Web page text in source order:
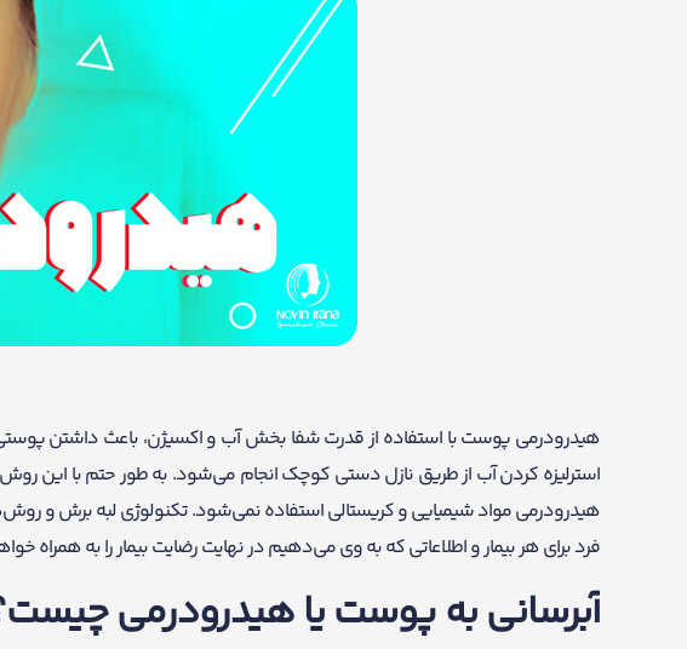
هیدرودرمی پوست با استفاده از قدرت شفا بخش آب و اکسیژن، باعث داشتن
استرلیزه کردن آب از طریق نازل دستی کوچک انجام می‌شود. به طور حتم با این
هیدرودرمی مواد شیمیایی و کریستالی استفاده نمی‌شود. تکنولوژی لبه برش و
فرد برای هر بیمار و اطلاعاتی که به وی می‌دهیم در نهایت رضایت بیمار را به همراه
آبرسانی به پوست یا هیدرودرمی